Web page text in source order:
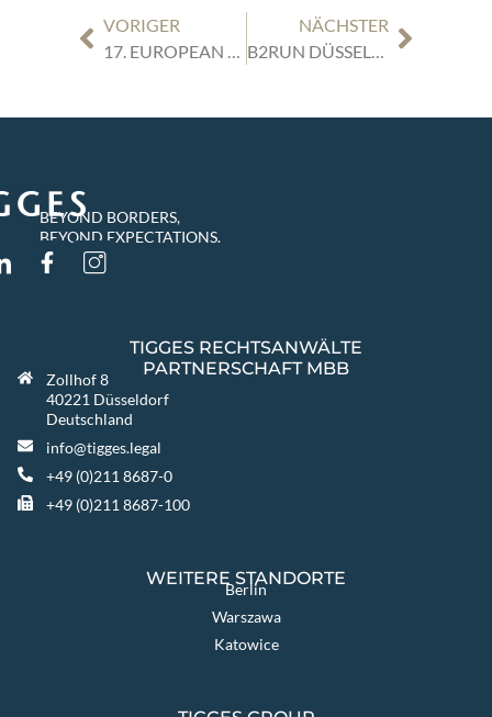
VORIGER
17. EUROPEAN ECONOMIC CONGRESS (EUROPEJSKI KONGRES GOSPODARCZY) IN KATOWICE
NÄCHSTER
B2RUN DÜSSELDORF 2025 – TEAMSPIRIT AT ITS BEST!
BEYOND BORDERS,
BEYOND EXPECTATIONS.
TIGGES RECHTSANWÄLTE
PARTNERSCHAFT MBB
Zollhof 8
40221 Düsseldorf
Deutschland
info@tigges.legal
+49 (0)211 8687-0
+49 (0)211 8687-100
WEITERE STANDORTE
Berlin
Warszawa
Katowice